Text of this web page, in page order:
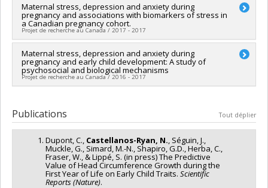
Chercheur principal :Natalie Castellanos Ryan
Co-chercheurs : Sophie Parent,Jean Séguin, Leila Ben Amor
Benoît Mâsse,William Fraser
Sources de financement :IRSC/Instituts de recherche en
santé du Canada
Programmes de subvention :PVXXXXXX-Subvention de
fonctionnement transitoire
Maternal stress, depression and anxiety during
pregnancy and associations with biomarkers of stress in
a Canadian pregnancy cohort.
Projet de recherche au Canada / 2017 - 2017
Chercheur principal :Catherine Herba
Co-chercheurs : Jean Séguin,Sarah Lippé,Sonia Lupien
Natalie Castellanos Ryan,William Fraser
Gina Muckle
Programmes de subvention :
PVXX5647-(MOP) Subvention de
fonctionnement incluant les subventions de fonctionnement
programmatiques (général)
Maternal stress, depression and anxiety during
pregnancy and early child development: A study of
psychosocial and biological mechanisms
Projet de recherche au Canada / 2016 - 2017
Co-chercheurs :
Sonia Lupien
Natalie Castellanos Ryan,William Fraser,Cathy Vaillancourt,
Gina Muckle
Sources de financement :IRSC/Instituts de recherche en
santé du Canada
Programmes de subvention :PVXXXXXX-(PJT) Subvention
Publications Tout déplier
Dupont, C., Castellanos-Ryan, N., Séguin, J.,
Muckle, G., Simard, M.-N., Shapiro, G.D., Herba, C.,
Fraser, W., & Lippé, S. (in press) The Predictive
Value of Head Circumference Growth during the
First Year of Life on Early Child Traits. Scientific
Reports (Nature).